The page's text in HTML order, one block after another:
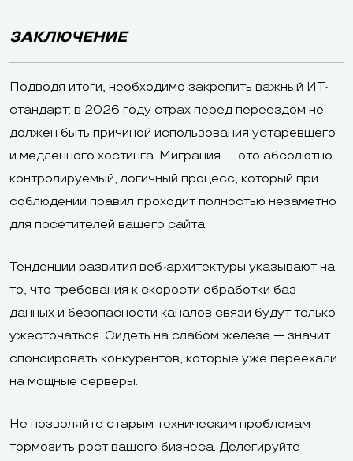
ЗАКЛЮЧЕНИЕ
Подводя итоги, необходимо закрепить важный ИТ-
стандарт: в 2026 году страх перед переездом не
должен быть причиной использования устаревшего
и медленного хостинга. Миграция — это абсолютно
контролируемый, логичный процесс, который при
соблюдении правил проходит полностью незаметно
для посетителей вашего сайта.
Тенденции развития веб-архитектуры указывают на
то, что требования к скорости обработки баз
данных и безопасности каналов связи будут только
ужесточаться. Сидеть на слабом железе — значит
спонсировать конкурентов, которые уже переехали
на мощные серверы.
Не позволяйте старым техническим проблемам
тормозить рост вашего бизнеса. Делегируйте